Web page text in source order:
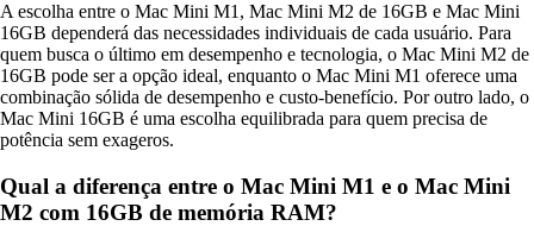
A escolha entre o Mac Mini M1, Mac Mini M2 de 16GB e Mac Mini
16GB dependerá das necessidades individuais de cada usuário. Para
quem busca o último em desempenho e tecnologia, o Mac Mini M2 de
16GB pode ser a opção ideal, enquanto o Mac Mini M1 oferece uma
combinação sólida de desempenho e custo-benefício. Por outro lado, o
Mac Mini 16GB é uma escolha equilibrada para quem precisa de
potência sem exageros.
Qual a diferença entre o Mac Mini M1 e o Mac Mini
M2 com 16GB de memória RAM?